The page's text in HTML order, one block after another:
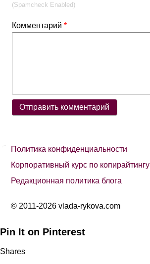
Комментарий*
(Spamcheck Enabled)
Политика конфиденциальности
Корпоративный курс по копирайтингу
Редакционная политика блога
© 2011-2026 vlada-rykova.com
Pin It on Pinterest
Shares